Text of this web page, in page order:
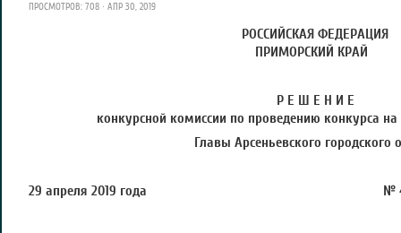
ПРОСМОТРОВ: 708 · АПР 30, 2019
РОССИЙСКАЯ ФЕДЕРАЦИЯ
ПРИМОРСКИЙ КРАЙ
Р Е Ш Е Н И Е
конкурсной комиссии по проведению конкурса на
Главы Арсеньевского городского
29 апреля 2019 года №